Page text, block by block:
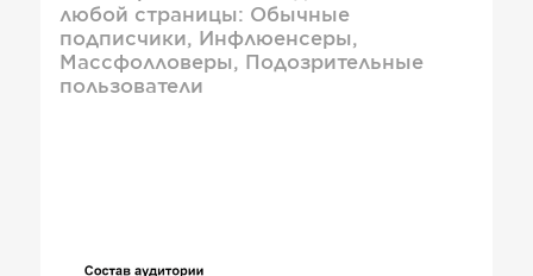
любой страницы: Обычные
подписчики, Инфлюенсеры,
Массфолловеры, Подозрительные
пользователи